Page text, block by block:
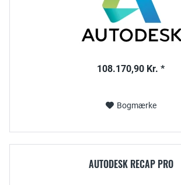
108.170,90 Kr. *
Bogmærke
AUTODESK RECAP PRO